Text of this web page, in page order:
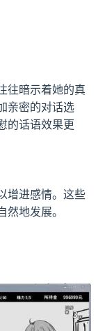
往暗示着她的真
亲密的对话选
的话语效果更
增进感情。这些
地发展。